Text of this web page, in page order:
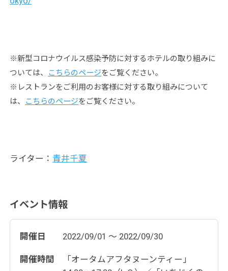
※新型コロナウイルス感染予防に対するホテルの取り組みに
ついては、
こちらのページをご覧ください。
※レストランをご利用のお客様に対する取り組みについて
は、
こちらのページをご覧ください。
ライター： 青井千夏
イベント情報
開催日 2022/09/01 ～ 2022/09/30
開催時間
「オータムアフタヌーンティー」